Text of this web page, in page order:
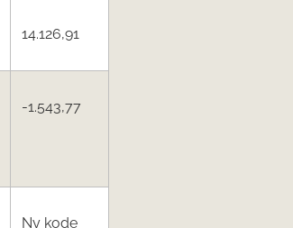
14.126,91
-1.543,77
Ny kode